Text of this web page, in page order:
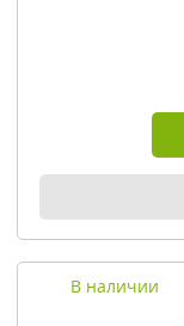
В наличии